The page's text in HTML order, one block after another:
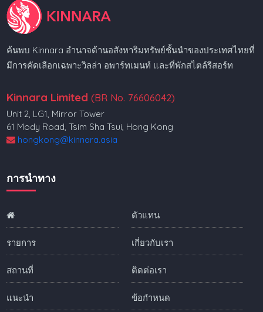
ค้นพบ Kinnara อำนาจด้านอสังหาริมทรัพย์ชั้นนำของประเทศไทยที่
มีการคัดเลือกเฉพาะวิลล่า อพาร์ทเมนท์ และที่พักสไตล์รีสอร์ท
Kinnara Limited (BR No. 76606042)
Unit 2, LG1, Mirror Tower
61 Mody Road, Tsim Sha Tsui, Hong Kong
hongkong@kinnara.asia
การนำทาง
รายการ
สถานที่
แนะนำ
ตัวแทน
เกี่ยวกับเรา
ติดต่อเรา
ข้อกำหนด